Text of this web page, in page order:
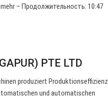
– Продолжительность: 10:47
PTE LTD
produziert Produktionseffizienz
und automatischen